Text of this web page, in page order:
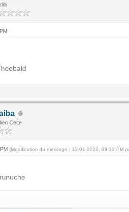
Celte
(Modification du message : 12-01-2022, 09:12 PM